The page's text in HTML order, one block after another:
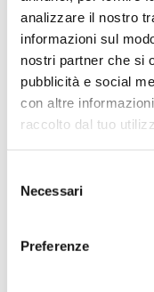
analizzare il nostro
informazioni sul
nostri partner che si
pubblicità e social
con altre
raccolto dal tuo
delNecessari
Preferenze
👉 La partecipazione
obbligatoria ai fini
🔗 Clicca sul pulsante
l'iscrizione.
📑Programmi
I programmi delle
disponibili e allegati